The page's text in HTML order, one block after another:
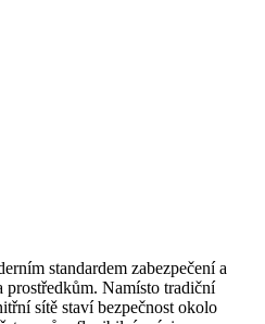
standardem zabezpečení a
Namísto tradiční
sítě staví bezpečnost okolo